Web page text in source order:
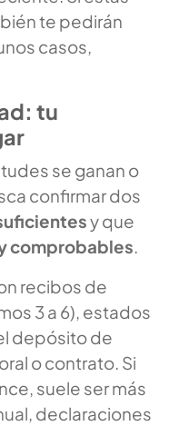
te pedirán
casos,
tu
se ganan o
confirmar dos
y que
comprobables
recibos de
3 a 6), estados
depósito de
o contrato. Si
suele ser más
declaraciones